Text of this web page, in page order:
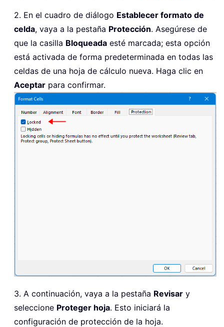
2. En el cuadro de diálogo Establecer formato de
celda, vaya a la pestaña Protección. Asegúrese de
que la casilla Bloqueada esté marcada; esta opción
está activada de forma predeterminada en todas las
celdas de una hoja de cálculo nueva. Haga clic en
Aceptar para confirmar.
3. A continuación, vaya a la pestaña Revisar y
seleccione Proteger hoja. Esto iniciará la
configuración de protección de la hoja.